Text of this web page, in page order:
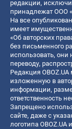
редакции,
принадлежат ООО
На все
имеет
«Об авторских
без письменного
использовать,
переводу,
Редакция
изложенную в
информации,
ответственность
Запрещено
сайте, даже с
логотипа